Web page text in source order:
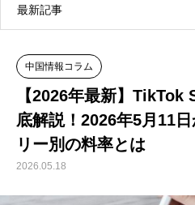
最新記事
中国情報コラム
【2026年最新】TikTok
底解説！2026年5月11
リー別の料率とは
2026.05.18